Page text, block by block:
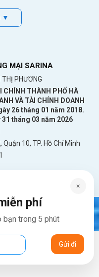
đi Peru
tại Peru.
vùng quốc tế để
hộ chiếu, thông
Bạn sẽ không
mua sim tại Peru.
di động, máy tính
Độ Cao Dùng Tại
4G Quốc Tế
E5577 chuẩn
▼
MẠI SARINA
PHƯƠNG
THÀNH PHỐ HÀ
VÀ TÀI CHÍNH DOANH
26 tháng 01 năm 2018.
tháng 03 năm 2026
10, TP. Hồ Chí Minh
×
phí
bạn trong 5 phút